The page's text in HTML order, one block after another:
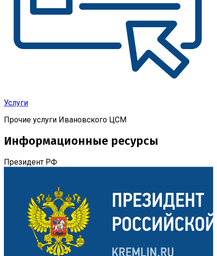
Услуги
Прочие услуги Ивановского ЦСМ
Информационные ресурсы
Президент РФ